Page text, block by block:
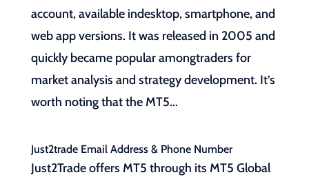
account, available indesktop, smartphone, and
web app versions. It was released in 2005 and
quickly became popular amongtraders for
market analysis and strategy development. It’s
worth noting that the MT5...
Just2trade Email Address & Phone Number
Just2Trade offers MT5 through its MT5 Global